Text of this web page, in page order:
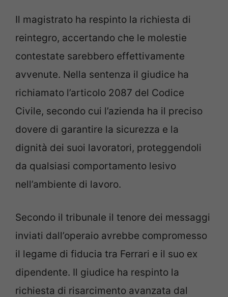
Il magistrato ha respinto la richiesta di
reintegro, accertando che le molestie
contestate sarebbero effettivamente
avvenute. Nella sentenza il giudice ha
richiamato l’articolo 2087 del Codice
Civile, secondo cui l’azienda ha il preciso
dovere di garantire la sicurezza e la
dignità dei suoi lavoratori, proteggendoli
da qualsiasi comportamento lesivo
nell’ambiente di lavoro.
Secondo il tribunale il tenore dei messaggi
inviati dall’operaio avrebbe compromesso
il legame di fiducia tra Ferrari e il suo ex
dipendente. Il giudice ha respinto la
richiesta di risarcimento avanzata dal